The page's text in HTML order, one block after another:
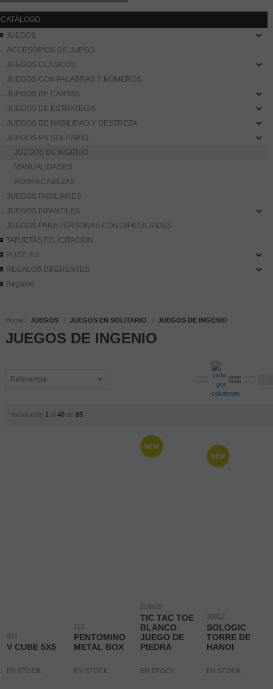
CATÁLOGO
JUEGOS
ACCESORIOS DE JUEGO
JUEGOS CLÁSICOS
JUEGOS CON PALABRAS Y NÚMEROS
JUEGOS DE CARTAS
JUEGOS DE ESTRATEGIA
JUEGOS DE HABILIDAD Y DESTREZA
JUEGOS EN SOLITARIO
JUEGOS DE INGENIO
MANUALIDADES
ROMPECABEZAS
JUEGOS FAMILIARES
JUEGOS INFANTILES
JUEGOS PARA PERSONAS CON DIFICULTADES
TARJETAS FELICITACION
PUZZLES
REGALOS DIFERENTES
Regalos
Home JUEGOS JUEGOS EN SOLITARIO JUEGOS DE INGENIO
JUEGOS DE INGENIO
mostrando 1 al 40de 85
001
V CUBE 5X5
EN STOCK
113.
PENTOMINO
METAL BOX
EN STOCK
216629
TIC TAC TOE
BLANCO
JUEGO DE
PIEDRA
EN STOCK
30812.
SOLOGIC
TORRE DE
HANOI
EN STOCK